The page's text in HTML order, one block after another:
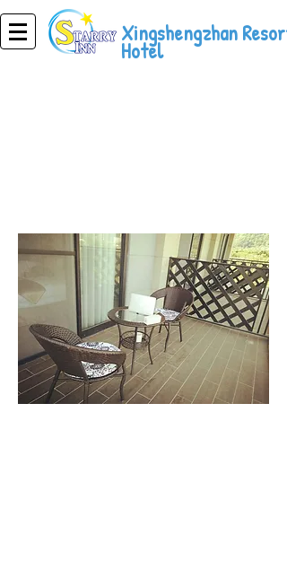
Xingshengzhan Resort
Hotel